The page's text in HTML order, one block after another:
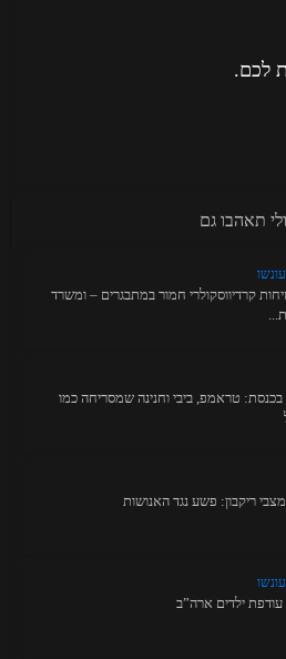
לכם.
תאהבו גם
קרדיווסקולרי חמור במתבגרים – ומשרד
טראמפ, ביבי וחנינה שמסריחה כמו
ריקבון: פשע נגד האנושות
ילדים ארה”ב